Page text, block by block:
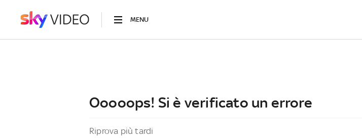
MENU
Ooooops! Si è verificato un errore
Riprova più tardi